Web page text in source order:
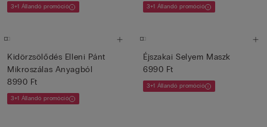
3+1 Állandó promóció 3+1 Állandó promóció
Kidörzsölődés Elleni Pánt
Mikroszálas Anyagból
8990 Ft
3+1 Állandó promóció
Éjszakai Selyem Maszk
6990 Ft
3+1 Állandó promóció